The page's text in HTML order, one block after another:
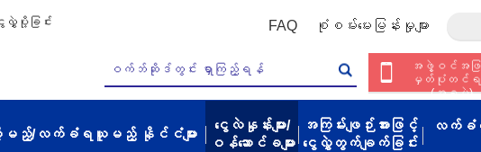
ပို့ခြင်း FAQ စုံစမ်းမေးမြန်းမှုများ
အဖွဲ့ဝင်အဖ
မှတ်ပုံတင်
(အခမဲ့)
ည့်/လက်ခံရယူမည့် နိုင်ငံများ
ငွေလဲနှုန်းများ/
ဝန်ဆောင်ခများ
အကြမ်းဖျဉ်းအားဖြင့်
ငွေလွှဲတွက်ချက်ခြင်း
လက်ခံ